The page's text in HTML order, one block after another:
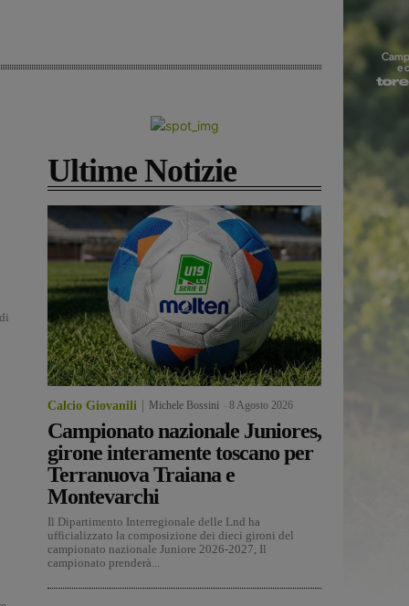
Ultime Notizie
Calcio Giovanili Michele Bossini 8 Agosto 2026
Campionato nazionale Juniores,
girone interamente toscano per
Terranuova Traiana e
Montevarchi
Il Dipartimento Interregionale delle Lnd ha
ufficializzato la composizione dei dieci gironi del
campionato nazionale Juniore 2026-2027, Il
campionato prenderà...